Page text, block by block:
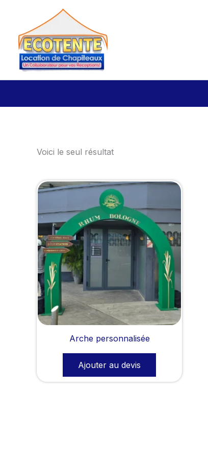
contenu
Voici le seul résultat
Arche personnalisée
Ajouter au devis